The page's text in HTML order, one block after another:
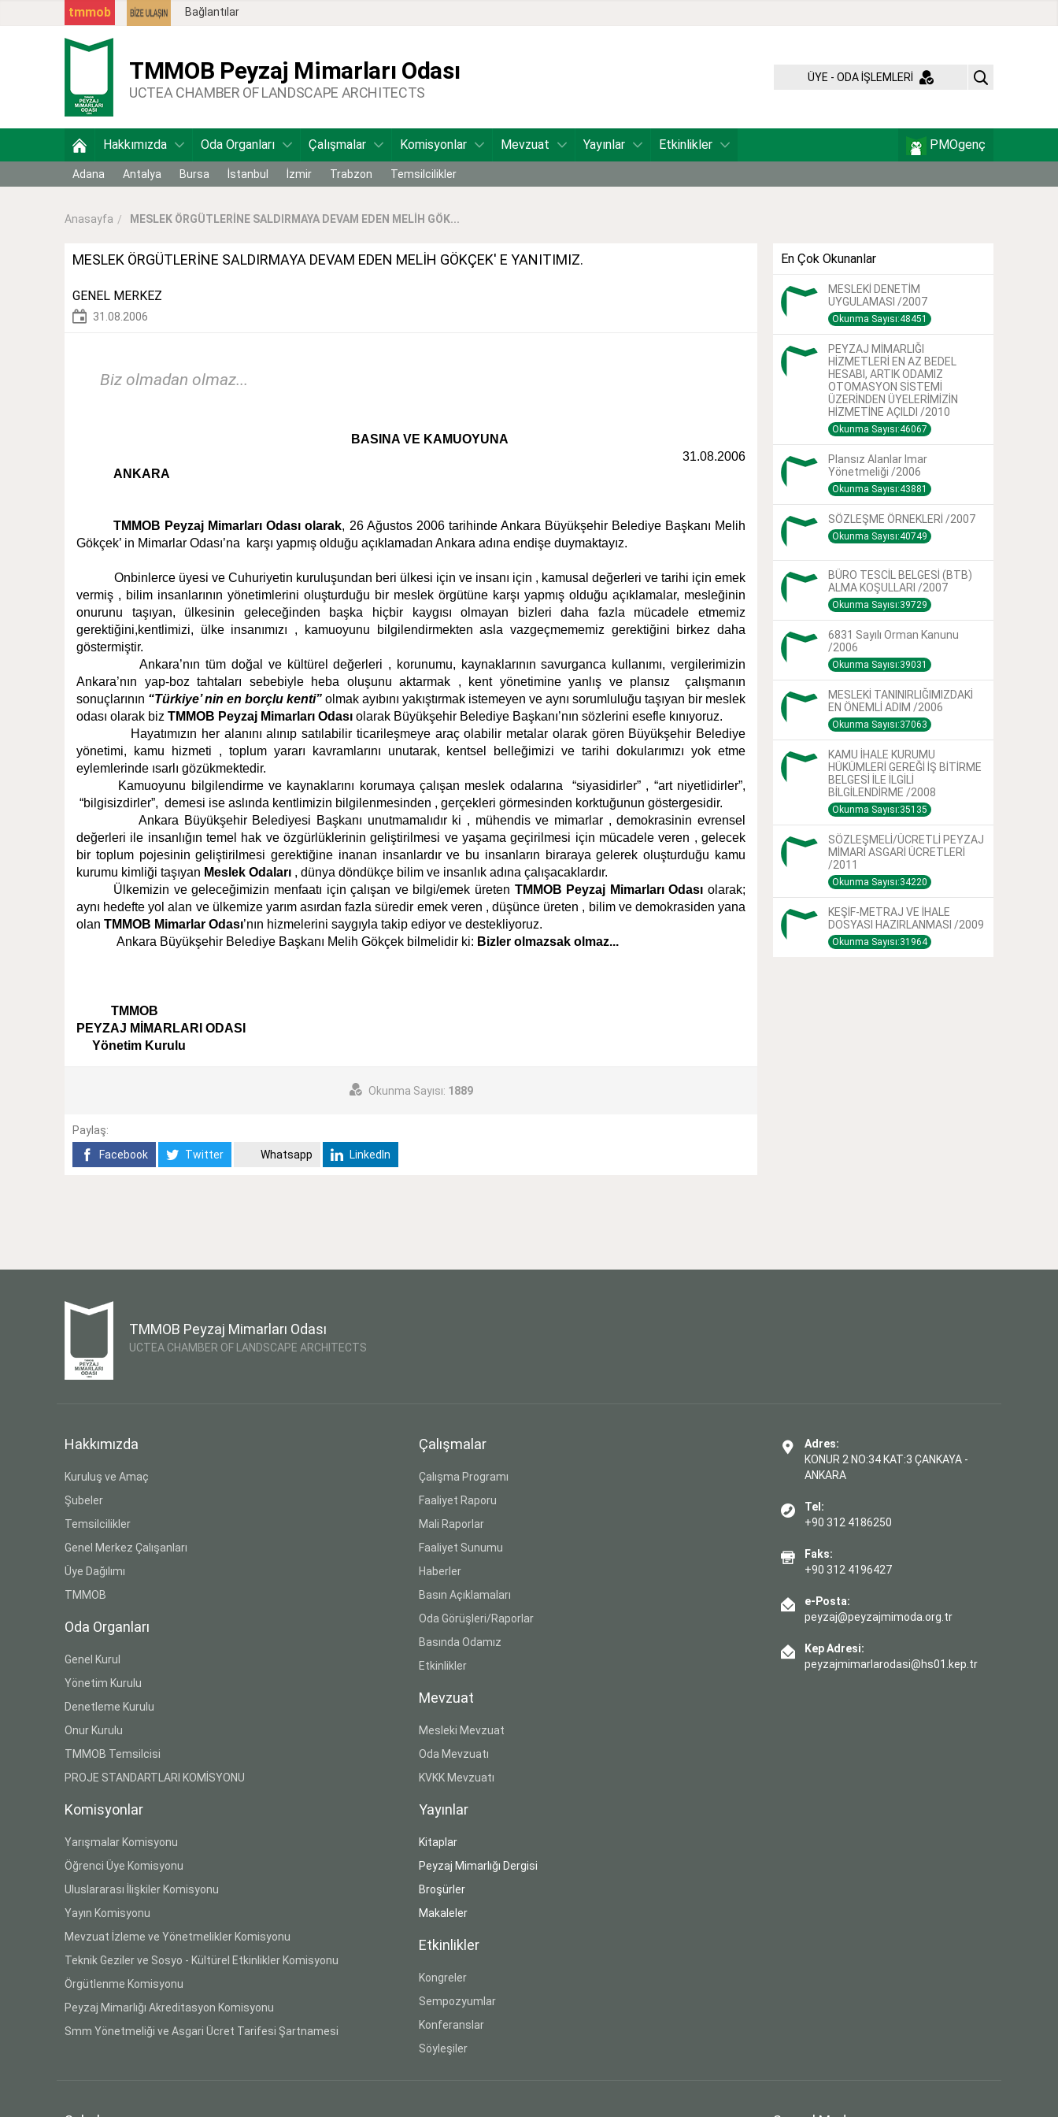
Bağlantılar
tmmob
TMMOB Peyzaj Mimarları Odası
UCTEA CHAMBER OF LANDSCAPE ARCHITECTS
ÜYE - ODA İŞLEMLERİ
Hakkımızda Oda Organları Çalışmalar Komisyonlar Mevzuat Yayınlar Etkinlikler PMOgenç
Adana Antalya Bursa İstanbul İzmir Trabzon Temsilcilikler
Anasayfa MESLEK ÖRGÜTLERİNE SALDIRMAYA DEVAM EDEN MELİH GÖK...
MESLEK ÖRGÜTLERİNE SALDIRMAYA DEVAM EDEN MELİH GÖKÇEK' E YANITIMIZ.
GENEL MERKEZ
31.08.2006
Biz olmadan olmaz...
BASINA VE KAMUOYUNA
31.08.2006
ANKARA
TMMOB Peyzaj Mimarları Odası olarak, 26 Ağustos 2006 tarihinde Ankara Büyükşehir Belediye Başkanı Melih
Gökçek’ in Mimarlar Odası’na
karşı yapmış olduğu açıklamadan Ankara adına endişe duymaktayız.
Onbinlerce üyesi ve Cuhuriyetin kuruluşundan beri ülkesi için ve insanı için , kamusal değerleri ve tarihi için emek
vermiş , bilim insanlarının yönetimlerini oluşturduğu bir meslek örgütüne karşı yapmış olduğu açıklamalar, mesleğinin
onurunu taşıyan, ülkesinin geleceğinden başka hiçbir kaygısı olmayan bizleri daha fazla mücadele etmemiz
gerektiğini,kentlimizi, ülke insanımızı , kamuoyunu bilgilendirmekten asla vazgeçmememiz gerektiğini birkez daha
göstermiştir.
Ankara’nın tüm doğal ve kültürel değerleri , korunumu, kaynaklarının savurganca kullanımı, vergilerimizin
Ankara’nın yap-boz tahtaları sebebiyle heba oluşunu aktarmak , kent yönetimine yanlış ve plansız
çalışmanın
sonuçlarının “Türkiye’ nin en borçlu kenti” olmak ayıbını yakıştırmak istemeyen ve aynı sorumluluğu taşıyan bir meslek
odası olarak biz TMMOB Peyzaj Mimarları Odası olarak Büyükşehir Belediye Başkanı’nın sözlerini esefle kınıyoruz.
Hayatımızın her alanını alınıp satılabilir ticarileşmeye araç olabilir metalar olarak gören Büyükşehir Belediye
yönetimi, kamu hizmeti , toplum yararı kavramlarını unutarak, kentsel belleğimizi ve tarihi dokularımızı yok etme
eylemlerinde ısarlı gözükmektedir.
Kamuoyunu bilgilendirme ve kaynaklarını korumaya çalışan meslek odalarına
“siyasidirler” , “art niyetlidirler”,
“bilgisizdirler”, demesi ise aslında kentlimizin bilgilenmesinden , gerçekleri görmesinden korktuğunun göstergesidir.
Ankara Büyükşehir Belediyesi Başkanı unutmamalıdır ki , mühendis ve mimarlar , demokrasinin evrensel
değerleri ile insanlığın temel hak ve özgürlüklerinin geliştirilmesi ve yaşama geçirilmesi için mücadele veren , gelecek
bir toplum pojesinin geliştirilmesi gerektiğine inanan insanlardır ve bu insanların biraraya gelerek oluşturduğu kamu
kurumu kimliği taşıyan Meslek Odaları , dünya döndükçe bilim ve insanlık adına çalışacaklardır.
Ülkemizin ve geleceğimizin menfaatı için çalışan ve bilgi/emek üreten TMMOB Peyzaj Mimarları Odasıolarak;
aynı hedefte yol alan ve ülkemize yarım asırdan fazla süredir emek veren , düşünce üreten , bilim ve demokrasiden yana
olan TMMOB Mimarlar Odası’nın hizmelerini saygıyla takip ediyor ve destekliyoruz.
Ankara Büyükşehir Belediye Başkanı Melih Gökçek bilmelidir ki: Bizler olmazsak olmaz...
TMMOB
PEYZAJ MİMARLARI ODASI
Yönetim Kurulu
Okunma Sayısı: 1889
Paylaş:
Facebook
Twitter Whatsapp LinkedIn
En Çok Okunanlar
MESLEKİ DENETİM
UYGULAMASI /2007
Okunma Sayısı:48451
PEYZAJ MİMARLIĞI
HİZMETLERİ EN AZ BEDEL
HESABI, ARTIK ODAMIZ
OTOMASYON SİSTEMİ
ÜZERİNDEN ÜYELERİMİZİN
HİZMETİNE AÇILDI /2010
Okunma Sayısı:46067
Plansız Alanlar Imar
Yönetmeliği /2006
Okunma Sayısı:43881
SÖZLEŞME ÖRNEKLERİ /2007
Okunma Sayısı:40749
BÜRO TESCİL BELGESİ (BTB)
ALMA KOŞULLARI /2007
Okunma Sayısı:39729
6831 Sayılı Orman Kanunu
/2006
Okunma Sayısı:39031
MESLEKİ TANINIRLIĞIMIZDAKİ
EN ÖNEMLİ ADIM /2006
Okunma Sayısı:37063
KAMU İHALE KURUMU
HÜKÜMLERİ GEREĞİ İŞ BİTİRME
BELGESİ İLE İLGİLİ
BİLGİLENDİRME /2008
Okunma Sayısı:35135
SÖZLEŞMELİ/ÜCRETLİ PEYZAJ
MİMARI ASGARİ ÜCRETLERİ
/2011
Okunma Sayısı:34220
KEŞİF-METRAJ VE İHALE
DOSYASI HAZIRLANMASI /2009
Okunma Sayısı:31964
TMMOB Peyzaj Mimarları Odası
UCTEA CHAMBER OF LANDSCAPE ARCHITECTS
Hakkımızda
Kuruluş ve Amaç
Şubeler
Temsilcilikler
Genel Merkez Çalışanları
Üye Dağılımı
TMMOB
Oda Organları
Genel Kurul
Yönetim Kurulu
Denetleme Kurulu
Onur Kurulu
TMMOB Temsilcisi
PROJE STANDARTLARI KOMİSYONU
Komisyonlar
Yarışmalar Komisyonu
Öğrenci Üye Komisyonu
Uluslararası İlişkiler Komisyonu
Yayın Komisyonu
Mevzuat İzleme ve Yönetmelikler Komisyonu
Teknik Geziler ve Sosyo - Kültürel Etkinlikler Komisyonu
Örgütlenme Komisyonu
Peyzaj Mimarlığı Akreditasyon Komisyonu
Smm Yönetmeliği ve Asgari Ücret Tarifesi Şartnamesi
Çalışmalar
Çalışma Programı
Faaliyet Raporu
Mali Raporlar
Faaliyet Sunumu
Haberler
Basın Açıklamaları
Oda Görüşleri/Raporlar
Basında Odamız
Etkinlikler
Mevzuat
Mesleki Mevzuat
Oda Mevzuatı
KVKK Mevzuatı
Yayınlar
Kitaplar
Peyzaj Mimarlığı Dergisi
Broşürler
Makaleler
Etkinlikler
Kongreler
Sempozyumlar
Konferanslar
Söyleşiler
Adres:
KONUR 2 NO:34 KAT:3 ÇANKAYA -
ANKARA
Tel:
+90 312 4186250
Faks:
+90 312 4196427
e-Posta:
peyzaj@peyzajmimoda.org.tr
Kep Adresi:
peyzajmimarlarodasi@hs01.kep.tr